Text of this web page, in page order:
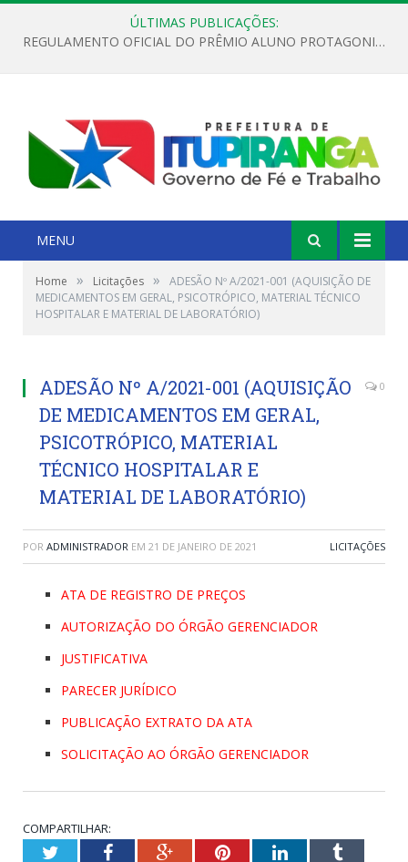
ÚLTIMAS PUBLICAÇÕES:
REGULAMENTO OFICIAL DO PRÊMIO ALUNO PROTAGONISTA – EDIÇÃO 2026
MENU
Home » Licitações »
ADESÃO Nº A/2021-001 (AQUISIÇÃO DE
MEDICAMENTOS EM GERAL, PSICOTRÓPICO, MATERIAL TÉCNICO
HOSPITALAR E MATERIAL DE LABORATÓRIO)
ADESÃO Nº A/2021-001 (AQUISIÇÃO
DE MEDICAMENTOS EM GERAL,
PSICOTRÓPICO, MATERIAL
TÉCNICO HOSPITALAR E
MATERIAL DE LABORATÓRIO)
0
POR ADMINISTRADOR EM 21 DE JANEIRO DE 2021 LICITAÇÕES
ATA DE REGISTRO DE PREÇOS
AUTORIZAÇÃO DO ÓRGÃO GERENCIADOR
JUSTIFICATIVA
PARECER JURÍDICO
PUBLICAÇÃO EXTRATO DA ATA
SOLICITAÇÃO AO ÓRGÃO GERENCIADOR
COMPARTILHAR:
TwitterFacebookGoogle+PinterestLinkedInTumblr